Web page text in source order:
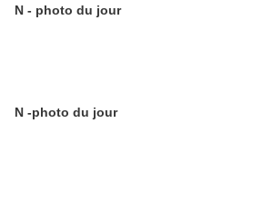
N - photo du jour
N -photo du jour